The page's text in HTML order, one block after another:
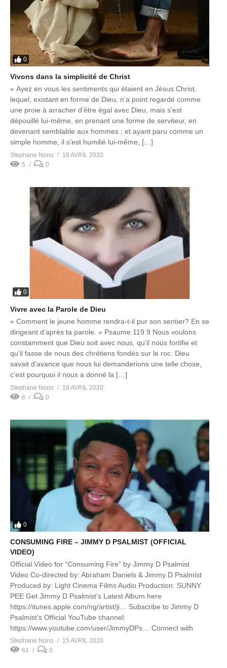
0
Vivons dans la simplicité de Christ
« Ayez en vous les sentiments qui étaient en Jésus Christ,
lequel, existant en forme de Dieu, n’a point regardé comme
une proie à arracher d’être égal avec Dieu, mais s’est
dépouillé lui-même, en prenant une forme de serviteur, en
devenant semblable aux hommes ; et ayant paru comme un
simple homme, il s’est humilié lui-même, […]
Stephane Nono
18 AVRIL 2020
5
0
0
Vivre avec la Parole de Dieu
« Comment le jeune homme rendra-t-il pur son sentier? En se
dirigeant d’après ta parole. » Psaume 119.9 Nous voulons
constamment que Dieu soit avec nous, qu’il nous fortifie et
qu’il fasse de nous des chrétiens fondés sur le roc. Dieu
savait d’avance que nous lui demanderions une telle chose,
c’est pourquoi il nous a donné la […]
Stephane Nono
18 AVRIL 2020
6
0
0
CONSUMING FIRE – JIMMY D PSALMIST (OFFICIAL
VIDEO)
Official Video for “Consuming Fire” by Jimmy D Psalmist
Video Co-directed by: Abraham Daniels & Jimmy D Psalmist
Produced by: Light Cinema Films Audio Production: SUNNY
PEE Get Jimmy D Psalmist’s Latest Album here
https://itunes.apple.com/ng/artist/ji… Subscribe to Jimmy D
Psalmist’s Official YouTube channel:
https://www.youtube.com/user/JimmyDPs… Connect with
Jimmy: Twitter: https: https://twitter.com/JimmyDPsalmist
Instagram: https://www.instagram.com/jimmydpsalmist
Stephane Nono
15 AVRIL 2020
61
0